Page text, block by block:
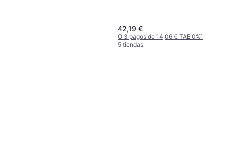
42,19 €
O 3 pagos de 14,06 € TAE 0%¹
5 tiendas